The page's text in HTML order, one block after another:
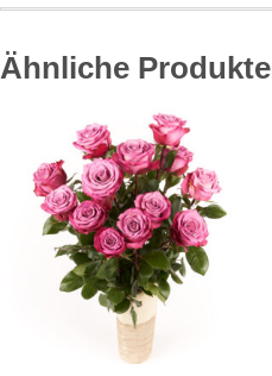
Ähnliche Produkte